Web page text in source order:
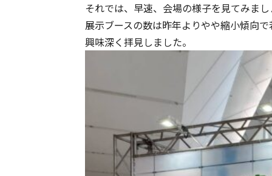
それでは、早速、会場の様子を見てみま
展示ブースの数は昨年よりやや縮小傾向
興味深く拝見しました。